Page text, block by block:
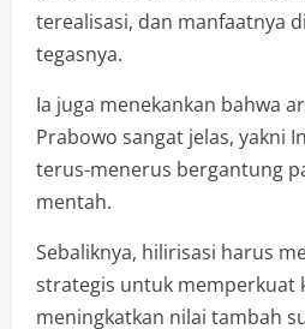
terealisasi, dan manfaatnya
tegasnya.
Ia juga menekankan bahwa
Prabowo sangat jelas, yakni
terus-menerus bergantung
mentah.
Sebaliknya, hilirisasi harus
strategis untuk memperkuat
meningkatkan nilai tambah